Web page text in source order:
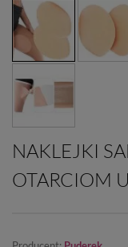
NAKLEJKI
OTARCIOM